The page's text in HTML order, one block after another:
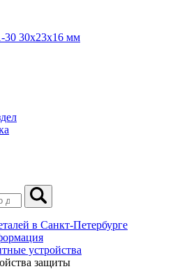
30 30х23х16 мм
в Санкт-Петербурге
устройства
защиты